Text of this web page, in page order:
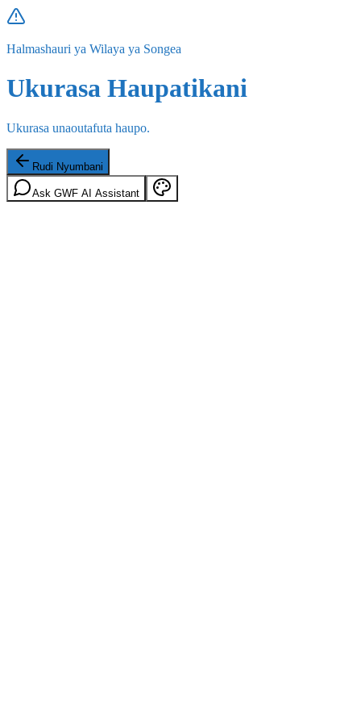
Halmashauri ya Wilaya ya Songea
Ukurasa Haupatikani
Ukurasa unaoutafuta haupo.
Rudi Nyumbani
Ask GWF AI Assistant